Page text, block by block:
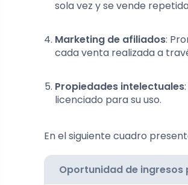
sola vez y se vende
Marketing de afiliados:
cada venta realizada a
Propiedades intelectuales
licenciado para su uso.
En el siguiente cuadro
Oportunidad de ingresos